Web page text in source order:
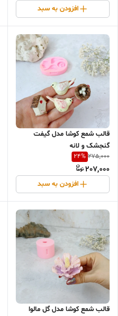
افزودن به سبد
قالب شمع کوشا مدل گیفت
گنجشک و لانه
275,000
24%
207,000
افزودن به سبد
قالب شمع کوشا مدل گل مالوا